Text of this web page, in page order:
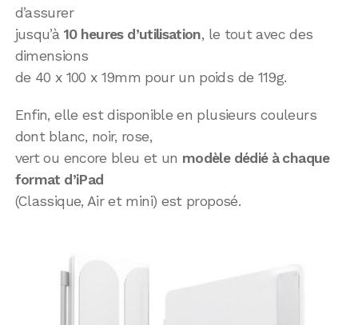
d’assurer
jusqu’à 10 heures d’utilisation, le tout avec des
dimensions
de 40 x 100 x 19mm pour un poids de 119g.
Enfin, elle est disponible en plusieurs couleurs
dont blanc, noir, rose,
vert ou encore bleu et un modèle dédié à chaque
format d’iPad
(Classique, Air et mini) est proposé.